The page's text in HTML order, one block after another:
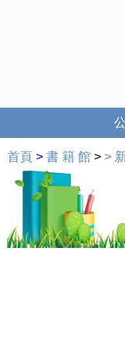
首頁 > 書 籍 館 > >